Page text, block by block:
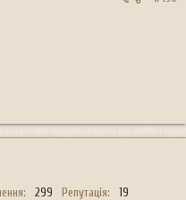
299 Репутація 19